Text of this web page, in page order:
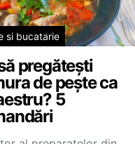
si bucatarie
pregătești
de pește ca
5